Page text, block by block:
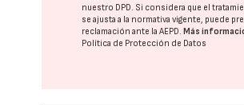
nuestro DPD. Si considera que el
se ajusta a la normativa vigente, puede
reclamación ante laAEPD.Más
Política de Protección de Datos